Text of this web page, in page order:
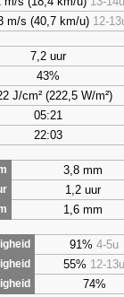
m/s (40,7 km/u) 12-
7,2 uur
43%
J/cm² (222,5 W/m²)
05:21
22:03
3,8 mm
1,2 uur
1,6 mm
91% 4-5u
55% 12-13u
74%